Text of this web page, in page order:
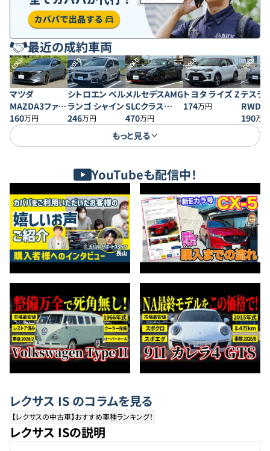
最近の成約車両
SOLD
マツダ
MAZDA3ファス
トバック 20S プ
ロアクティブ
160万円
SOLD
シトロエン ベル
ランゴ シャイン
246万円
SOLD
メルセデスAMG
SLCクラス
SLC43 レッドア
ートエディショ
ン
470万円
SOLD
トヨタ ライズ Z
174万円
SOLD
テスラ
RWD
190万円
もっと見る
YouTubeも配信中！
レクサス IS のコラムを見る
【レクサスの中古車】おすすめ車種ランキング！
レクサス ISの説明